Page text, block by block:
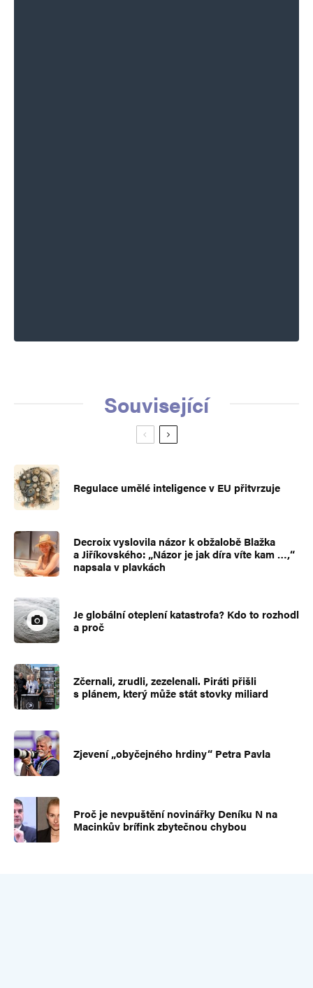
Související
Regulace umělé inteligence v EU přitvrzuje
Decroix vyslovila názor k obžalobě Blažka
a Jiříkovského: „Názor je jak díra víte kam …,“
napsala v plavkách
Je globální oteplení katastrofa? Kdo to rozhodl
a proč
Zčernali, zrudli, zezelenali. Piráti přišli
s plánem, který může stát stovky miliard
Zjevení „obyčejného hrdiny“ Petra Pavla
Proč je nevpuštění novinářky Deníku N na
Macinkův brífink zbytečnou chybou